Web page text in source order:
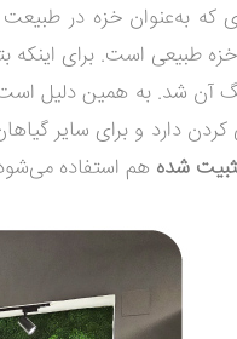
که به‌عنوان خزه در
طبیعی است. برای اینکه
آن شد. به همین دلیل
کردن دارد و برای سایر
شده هم استفاده